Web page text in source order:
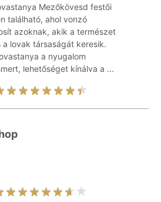
Mezőkövesd festői
található, ahol vonzó
azoknak, akik a természet
a lovak társaságát keresik.
a nyugalom
lehetőséget kínálva a ...